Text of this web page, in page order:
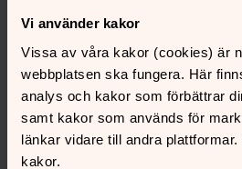
Vi använder kakor
Vissa av våra kakor (cookies) är
webbplatsen ska fungera. Här
analys och kakor som förbättrar
samt kakor som används för
länkar vidare till andra
kakor.
För att se innehållet behöver
för inställningar.
Se videon på Streamio i stället.